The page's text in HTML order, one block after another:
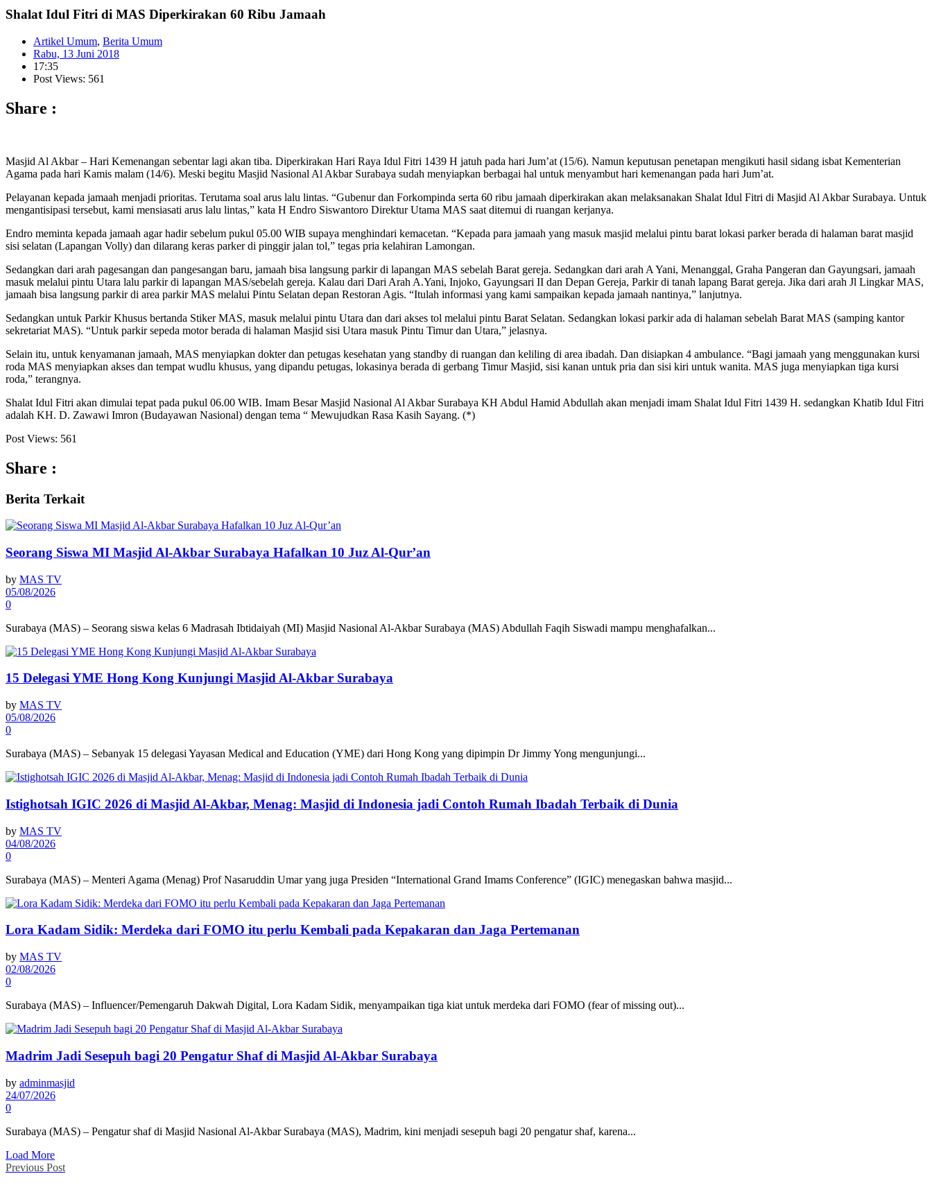
Shalat Idul Fitri di MAS Diperkirakan 60 Ribu Jamaah
Artikel Umum, Berita Umum
Rabu, 13 Juni 2018
17:35
Post Views: 561
Share :
Masjid Al Akbar – Hari Kemenangan sebentar lagi akan tiba. Diperkirakan Hari Raya Idul Fitri 1439 H jatuh pada hari Jum’at (15/6). Namun keputusan penetapan mengikuti hasil sidang isbat Kementerian
Agama pada hari Kamis malam (14/6). Meski begitu Masjid Nasional Al Akbar Surabaya sudah menyiapkan berbagai hal untuk menyambut hari kemenangan pada hari Jum’at.
Pelayanan kepada jamaah menjadi prioritas. Terutama soal arus lalu lintas. “Gubenur dan Forkompinda serta 60 ribu jamaah diperkirakan akan melaksanakan Shalat Idul Fitri di Masjid Al Akbar Surabaya. Untuk
mengantisipasi tersebut, kami mensiasati arus lalu lintas,” kata H Endro Siswantoro Direktur Utama MAS saat ditemui di ruangan kerjanya.
Endro meminta kepada jamaah agar hadir sebelum pukul 05.00 WIB supaya menghindari kemacetan. “Kepada para jamaah yang masuk masjid melalui pintu barat lokasi parker berada di halaman barat masjid
sisi selatan (Lapangan Volly) dan dilarang keras parker di pinggir jalan tol,” tegas pria kelahiran Lamongan.
Sedangkan dari arah pagesangan dan pangesangan baru, jamaah bisa langsung parkir di lapangan MAS sebelah Barat gereja. Sedangkan dari arah A Yani, Menanggal, Graha Pangeran dan Gayungsari, jamaah
masuk melalui pintu Utara lalu parkir di lapangan MAS/sebelah gereja. Kalau dari Dari Arah A.Yani, Injoko, Gayungsari II dan Depan Gereja, Parkir di tanah lapang Barat gereja. Jika dari arah Jl Lingkar MAS,
jamaah bisa langsung parkir di area parkir MAS melalui Pintu Selatan depan Restoran Agis. “Itulah informasi yang kami sampaikan kepada jamaah nantinya,” lanjutnya.
Sedangkan untuk Parkir Khusus bertanda Stiker MAS, masuk melalui pintu Utara dan dari akses tol melalui pintu Barat Selatan. Sedangkan lokasi parkir ada di halaman sebelah Barat MAS (samping kantor
sekretariat MAS). “Untuk parkir sepeda motor berada di halaman Masjid sisi Utara masuk Pintu Timur dan Utara,” jelasnya.
Selain itu, untuk kenyamanan jamaah, MAS menyiapkan dokter dan petugas kesehatan yang standby di ruangan dan keliling di area ibadah. Dan disiapkan 4 ambulance. “Bagi jamaah yang menggunakan kursi
roda MAS menyiapkan akses dan tempat wudlu khusus, yang dipandu petugas, lokasinya berada di gerbang Timur Masjid, sisi kanan untuk pria dan sisi kiri untuk wanita. MAS juga menyiapkan tiga kursi
roda,” terangnya.
Shalat Idul Fitri akan dimulai tepat pada pukul 06.00 WIB. Imam Besar Masjid Nasional Al Akbar Surabaya KH Abdul Hamid Abdullah akan menjadi imam Shalat Idul Fitri 1439 H. sedangkan Khatib Idul Fitri
adalah KH. D. Zawawi Imron (Budayawan Nasional) dengan tema “ Mewujudkan Rasa Kasih Sayang. (*)
Post Views: 561
Share :
Berita Terkait
Seorang Siswa MI Masjid Al-Akbar Surabaya Hafalkan 10 Juz Al-Qur’an
by MAS TV
05/08/2026
0
Surabaya (MAS) – Seorang siswa kelas 6 Madrasah Ibtidaiyah (MI) Masjid Nasional Al-Akbar Surabaya (MAS) Abdullah Faqih Siswadi mampu menghafalkan...
15 Delegasi YME Hong Kong Kunjungi Masjid Al-Akbar Surabaya
by MAS TV
05/08/2026
0
Surabaya (MAS) – Sebanyak 15 delegasi Yayasan Medical and Education (YME) dari Hong Kong yang dipimpin Dr Jimmy Yong mengunjungi...
Istighotsah IGIC 2026 di Masjid Al-Akbar, Menag: Masjid di Indonesia jadi Contoh Rumah Ibadah Terbaik di Dunia
by MAS TV
04/08/2026
0
Surabaya (MAS) – Menteri Agama (Menag) Prof Nasaruddin Umar yang juga Presiden “International Grand Imams Conference” (IGIC) menegaskan bahwa masjid...
Lora Kadam Sidik: Merdeka dari FOMO itu perlu Kembali pada Kepakaran dan Jaga Pertemanan
by MAS TV
02/08/2026
0
Surabaya (MAS) – Influencer/Pemengaruh Dakwah Digital, Lora Kadam Sidik, menyampaikan tiga kiat untuk merdeka dari FOMO (fear of missing out)...
Madrim Jadi Sesepuh bagi 20 Pengatur Shaf di Masjid Al-Akbar Surabaya
by adminmasjid
24/07/2026
0
Surabaya (MAS) – Pengatur shaf di Masjid Nasional Al-Akbar Surabaya (MAS), Madrim, kini menjadi sesepuh bagi 20 pengatur shaf, karena...
Load More
Previous Post